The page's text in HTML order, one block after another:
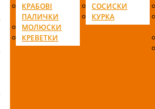
КРАБОВІ
ПАЛИЧКИ
МОЛЮСКИ
КРЕВЕТКИ
СОСИСКИ
КУРКА